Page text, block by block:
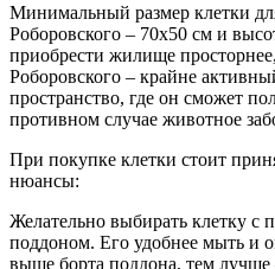
Минимальный размер клетки
Роборовского – 70х50 см и
приобрести жилище
Роборовского – крайне
пространство, где он сможет
противном случае животное
При покупке клетки стоит
нюансы:
Желательно выбирать клетку с
поддоном. Его удобнее мыть и
выше борта поддона, тем лучше